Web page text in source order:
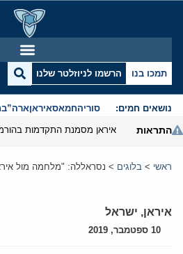
תמכו בנו הרשמו לניוזלטר שלנו
נושאים חמים: סוריהחמאסאיראןארה”ב
התראות
ראשי > בלוגים > נסראללה: "מלחמה מול
איראן, ישראל
10 ספטמבר, 2019